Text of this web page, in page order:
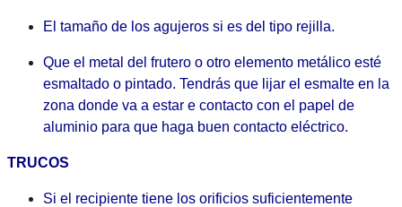
El tamaño de los agujeros si es del tipo rejilla.
Que el metal del frutero o otro elemento metálico esté
esmaltado o pintado. Tendrás que lijar el esmalte en la
zona donde va a estar e contacto con el papel de
aluminio para que haga buen contacto eléctrico.
TRUCOS
Si el recipiente tiene los orificios suficientemente